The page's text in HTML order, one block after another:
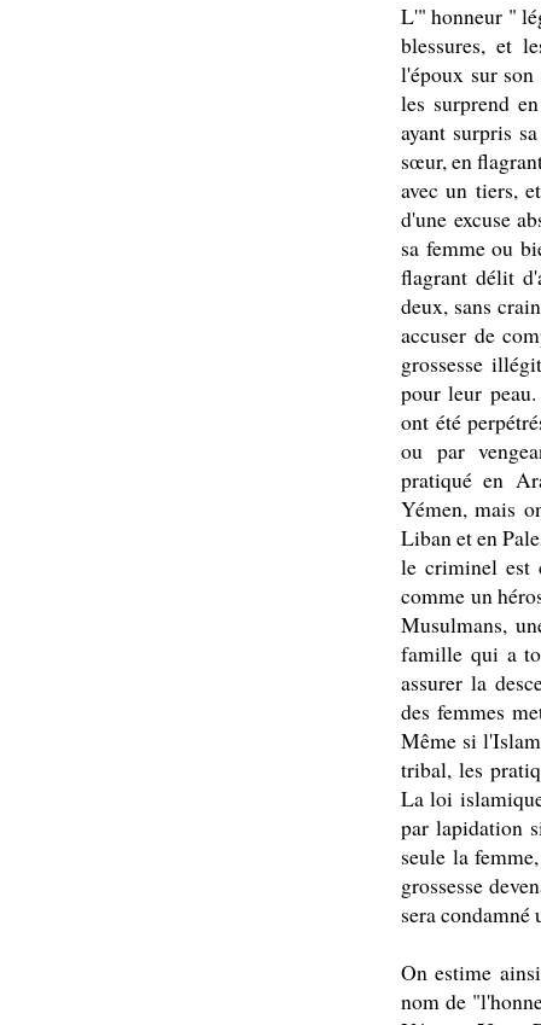
L'" honneur "
blessures, et
l'époux sur
les surprend
ayant surpris
sœur, en
avec un tiers,
d'une excuse
sa femme ou
flagrant délit
deux, sans
accuser de
grossesse
pour leur
ont été
ou par
pratiqué en
Yémen, mais
Liban et en
le criminel est
comme un
Musulmans,
famille qui a
assurer la
des femmes
Même si
tribal, les
La loi
par lapidation
seule la
grossesse
sera condamné
On estime
nom de